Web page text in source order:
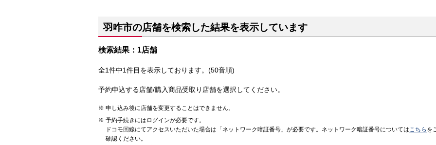
羽咋市の店舗を検索した結果を表示しています
検索結果：1店舗
全1件中1件目を表示しております。(50音順)
予約申込する店舗/購入商品受取り店舗を選択してください。
申し込み後に店舗を変更することはできません。
予約手続きにはログインが必要です。
ドコモ回線にてアクセスいただいた場合は「ネットワーク暗証番号」が必要です。ネットワーク暗証番号についてはこちら を
確認ください。